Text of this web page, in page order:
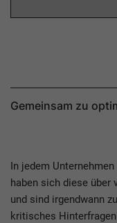
Gemeinsam zu
In jedem
haben sich diese über
und sind irgendwann
kritisches